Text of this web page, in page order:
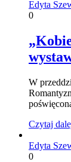
Edyta
0
W
Czytaj
Edyta
0